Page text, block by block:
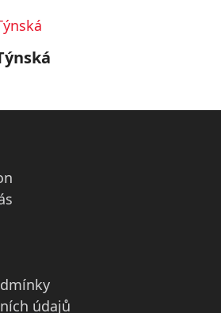
údajů